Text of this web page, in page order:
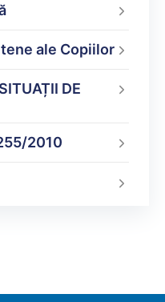
ale Copiilor
DE
2010